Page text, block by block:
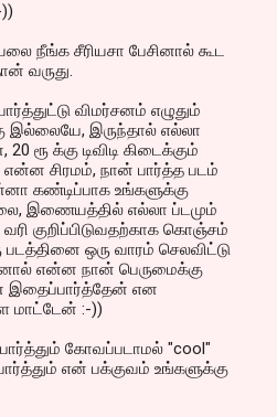
நீங்க சீரியசா பேசினால் கூட
வருது.
விமர்சனம் எழுதும்
இல்லையே, இருந்தால் எல்லா
ரூ க்கு டிவிடி கிடைக்கும்
என்ன சிரமம், நான் பார்த்த படம்
கண்டிப்பாக உங்களுக்கு
இணையத்தில் எல்லா ப்டமும்
வரி குறிப்பிடுவதற்காக கொஞ்சம்
ஒரு வாரம் செலவிட்டு
என்ன நான் பெருமைக்கு
இதைப்பார்த்தேன் என
:-))
கோவப்படாமல் "cool"
என் பக்குவம் உங்களுக்கு